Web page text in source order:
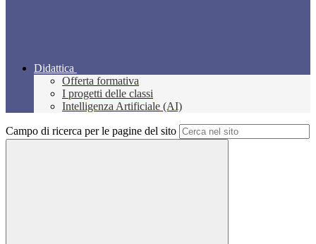
Didattica
Offerta formativa
I progetti delle classi
Intelligenza Artificiale (AI)
Campo di ricerca per le pagine del sito